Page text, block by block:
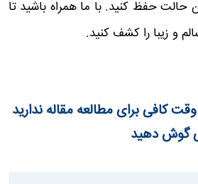
حالت حفظ کنید. با ما همراه باشید تا
و زیبا را کشف کنید.
کافی برای مطالعه مقاله ندارید
گوش دهید